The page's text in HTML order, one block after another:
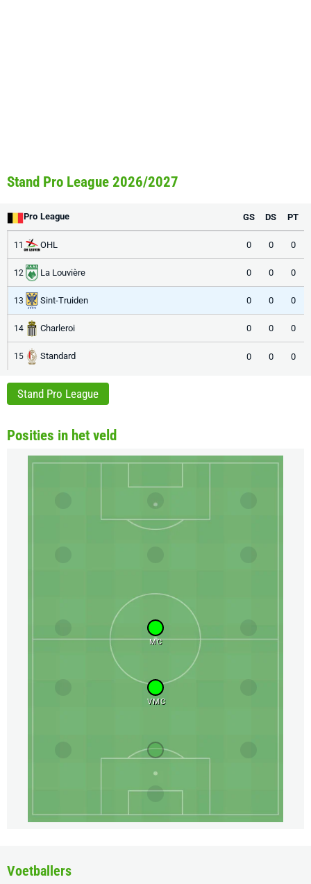
Stand Pro League 2026/2027
Pro League GS DS PT
11 OHL 0 0 0
12 La Louvière 0 0 0
13 Sint-Truiden 0 0 0
14 Charleroi 0 0 0
15 Standard 0 0 0
Stand Pro League
Posities in het veld
MC
VMC
Voetballers